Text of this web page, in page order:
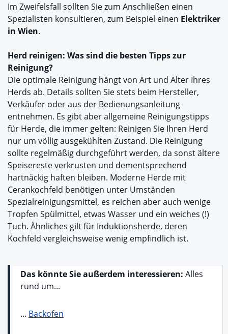
Im Zweifelsfall sollten Sie zum Anschließen einen
Spezialisten konsultieren, zum Beispiel einen Elektriker
in Wien.
Herd reinigen: Was sind die besten Tipps zur
Reinigung?
Die optimale Reinigung hängt von Art und Alter Ihres
Herds ab. Details sollten Sie stets beim Hersteller,
Verkäufer oder aus der Bedienungsanleitung
entnehmen. Es gibt aber allgemeine Reinigungstipps
für Herde, die immer gelten: Reinigen Sie Ihren Herd
nur um völlig ausgekühlten Zustand. Die Reinigung
sollte regelmäßig durchgeführt werden, da sonst ältere
Speisereste verkrusten und dementsprechend
hartnäckig haften bleiben. Moderne Herde mit
Cerankochfeld benötigen unter Umständen
Spezialreinigungsmittel, es reichen aber auch wenige
Tropfen Spülmittel, etwas Wasser und ein weiches (!)
Tuch. Ähnliches gilt für Induktionsherde, deren
Kochfeld vergleichsweise wenig empfindlich ist.
Das könnte Sie außerdem interessieren: Alles
rund um...
... Backofen